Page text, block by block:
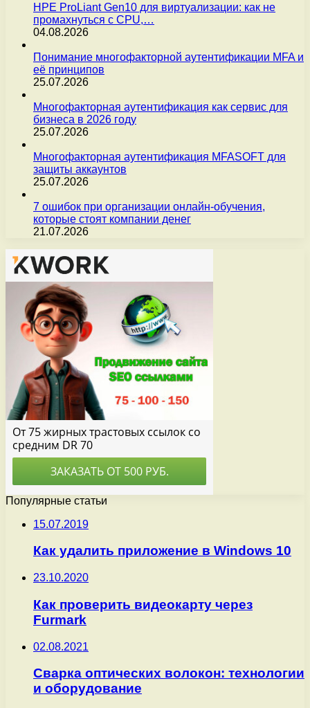
HPE ProLiant Gen10 для виртуализации: как не
промахнуться с CPU,…
04.08.2026
Понимание многофакторной аутентификации MFA и
её принципов
25.07.2026
Многофакторная аутентификация как сервис для
бизнеса в 2026 году
25.07.2026
Многофакторная аутентификация MFASOFT для
защиты аккаунтов
25.07.2026
7 ошибок при организации онлайн-обучения,
которые стоят компании денег
21.07.2026
Популярные статьи
15.07.2019
Как удалить приложение в Windows 10
23.10.2020
Как проверить видеокарту через
Furmark
02.08.2021
Сварка оптических волокон: технологии
и оборудование